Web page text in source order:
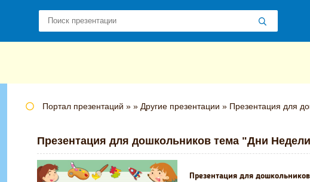
Портал презентаций » » Другие презентации » Презентация для
Презентация для дошкольников тема "Дни
Презентация для